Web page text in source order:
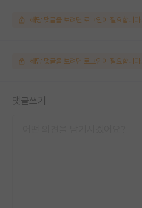
해당 댓글을 보려면 로그인이 필요합니다.
해당 댓글을 보려면 로그인이 필요합니다.
댓글쓰기